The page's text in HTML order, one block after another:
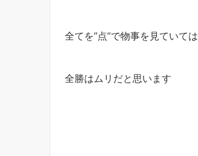
全てを”点”で物事を見ていては
全勝はムリだと思います